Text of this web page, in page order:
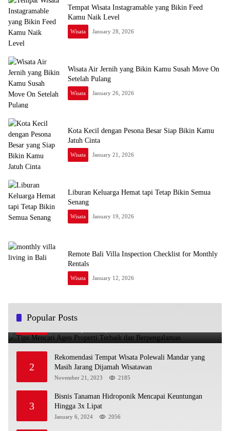
Tempat Wisata Instagramable yang Bikin Feed
Kamu Naik Level
Wisata January 28, 2026
Wisata Air Jernih yang Bikin Kamu Susah Move On
Setelah Pulang
Wisata January 26, 2026
Kota Kecil dengan Pesona Besar Siap Bikin Kamu
Jatuh Cinta
Wisata January 21, 2026
Liburan Keluarga Hemat tapi Tetap Bikin Semua
Senang
Wisata January 19, 2026
Remote Bali Villa Inspection Checklist for Monthly
Rentals
Wisata January 12, 2026
Popular Posts
1
Berpengalaman
2
Rekomendasi Tempat Wisata Polewali Mandar yang
Masih Jarang Dijamah Wisatawan
November 21, 2023 2185
3
Bisnis Tanaman Hidroponik Mencapai Keuntungan
Hingga 3x Lipat
January 6, 2024 2056